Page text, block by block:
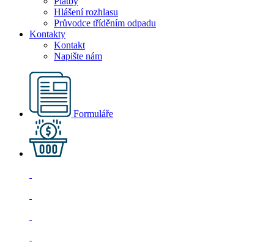
Hlášení rozhlasu
Průvodce tříděním odpadu
Kontakty
Kontakt
Napište nám
Formuláře